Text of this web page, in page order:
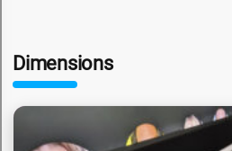
Dimensions